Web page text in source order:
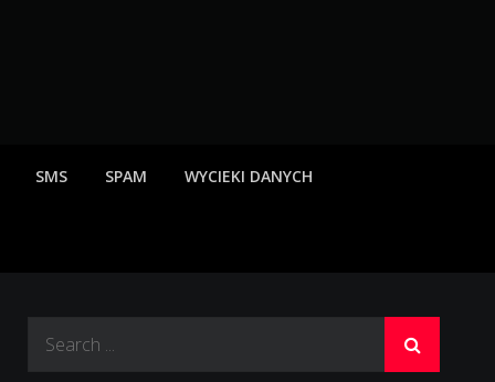
SMS SPAM WYCIEKI DANYCH